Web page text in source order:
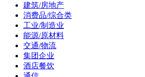
建筑/房地产
消费品/综合类
工业/制造业
能源/原材料
交通/物流
集团企业
酒店餐饮